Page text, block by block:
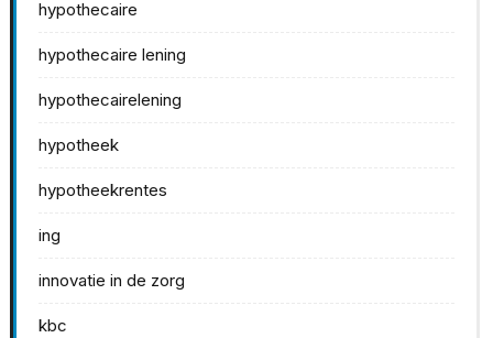
hypothecaire
hypothecaire lening
hypothecairelening
hypotheek
hypotheekrentes
ing
innovatie in de zorg
kbc